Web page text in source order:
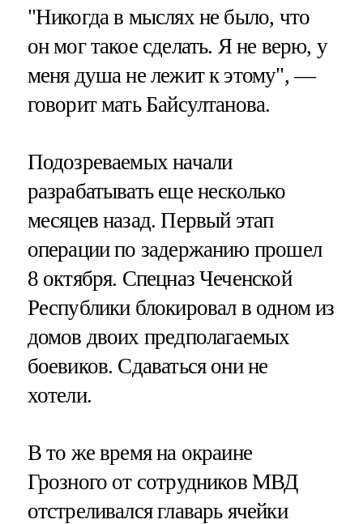
"Никогда в мыслях не было, что
он мог такое сделать. Я не верю, у
меня душа не лежит к этому", —
говорит мать Байсултанова.
Подозреваемых начали
разрабатывать еще несколько
месяцев назад. Первый этап
операции по задержанию прошел
8 октября. Спецназ Чеченской
Республики блокировал в одном из
домов двоих предполагаемых
боевиков. Сдаваться они не
хотели.
В то же время на окраине
Грозного от сотрудников МВД
отстреливался главарь ячейки